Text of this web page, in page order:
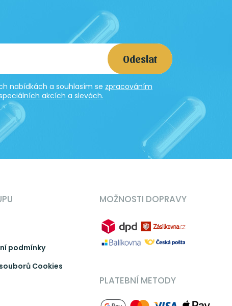
Odeslat
nabídkách a souhlasím se zpracováním
akcích a slevách.
podmínky
Cookies
MOŽNOSTI DOPRAVY
PLATEBNÍ METODY